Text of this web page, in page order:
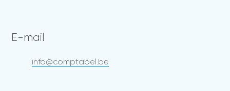
E-mail
info@comptabel.be